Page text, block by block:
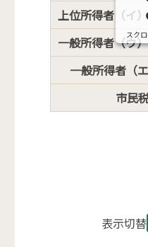
上位所得者（イ
一般所得者（ウ
一般所得者（
市民
スク
表
表示切替